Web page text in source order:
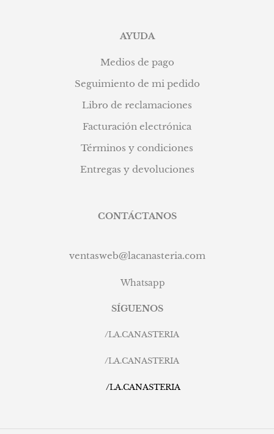
AYUDA
Medios de pago
Seguimiento de mi pedido
Libro de reclamaciones
Facturación electrónica
Términos y condiciones
Entregas y devoluciones
CONTÁCTANOS
ventasweb@lacanasteria.com
Whatsapp
SÍGUENOS
/LA.CANASTERIA
/LA.CANASTERIA
/LA.CANASTERIA